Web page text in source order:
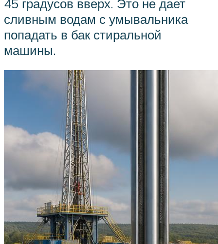
45 градусов вверх. Это не дает
сливным водам с умывальника
попадать в бак стиральной
машины.